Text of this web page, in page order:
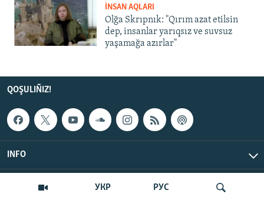
УКР РУС
İNSAN AQLARI
Olğa Skrıpnık: "Qırım azat etilsin
dep, insanlar yarıqsız ve suvsuz
yaşamağa azırlar"
QOŞULIÑIZ!
INFO
© Qırım.Aqiqat, 2026 | All Rights Reserved.